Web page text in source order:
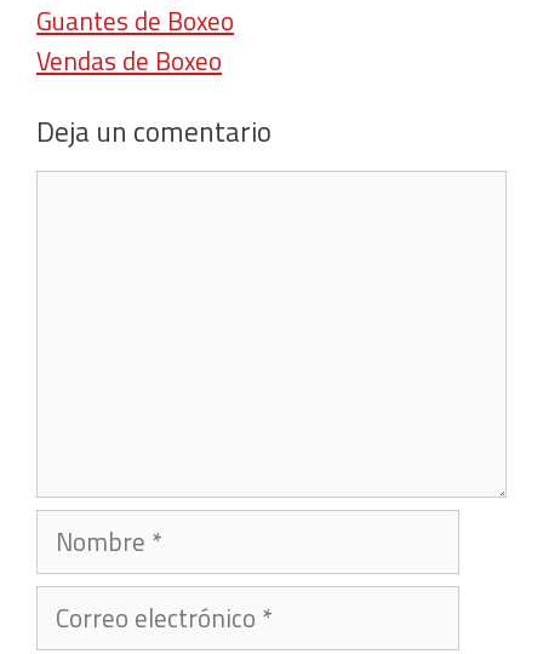
Guantes de Boxeo
Vendas de Boxeo
Deja un comentario
Nombre
Correo
electrónico